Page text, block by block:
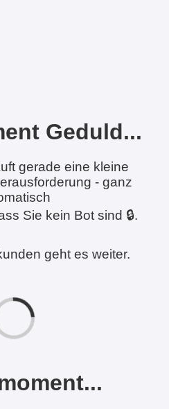
Geduld...
gerade eine kleine
- ganz
Sie kein Bot sind 🔒.
geht es weiter.